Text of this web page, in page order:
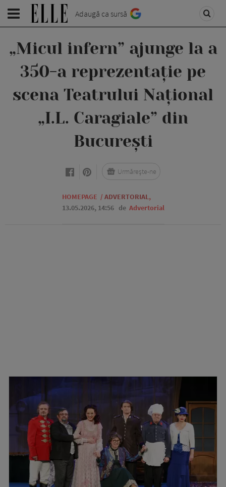
Adaugă ca sursă
„Micul infern” ajunge la a
350-a reprezentație pe
scena Teatrului Național
„I.L. Caragiale” din
București
HOMEPAGE / ADVERTORIAL,
13.05.2026, 14:56 de Advertorial
Urmărește-ne